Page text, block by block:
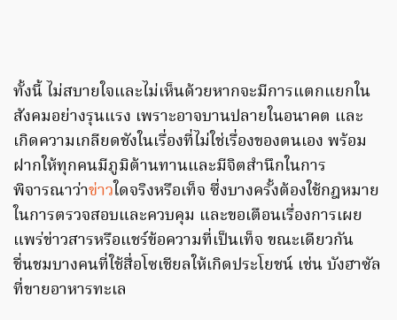
ทั้งนี้ ไม่สบายใจและไม่เห็นด้วยหากจะมีการแตกแยกใน
สังคมอย่างรุนแรง เพราะอาจบานปลายในอนาคต และ
เกิดความเกลียดชังในเรื่องที่ไม่ใช่เรื่องของตนเอง พร้อม
ฝากให้ทุกคนมีภูมิต้านทานและมีจิตสำนึกในการ
พิจารณาว่าข่าวใดจริงหรือเท็จ ซึ่งบางครั้งต้องใช้กฎหมาย
ในการตรวจสอบและควบคุม และขอเตือนเรื่องการเผย
แพร่ข่าวสารหรือแชร์ข้อความที่เป็นเท็จ ขณะเดียวกัน
ชื่นชมบางคนที่ใช้สื่อโซเชียลให้เกิดประโยชน์ เช่น บังฮาซัล
ที่ขายอาหารทะเล